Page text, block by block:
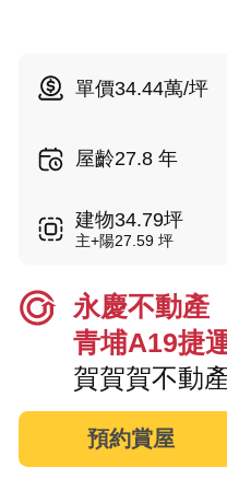
單價34.44萬/坪
屋齡27.8 年
建物34.79坪
主+陽27.59 坪
永慶不動產
青埔A19捷
賀賀賀不動
預約賞屋